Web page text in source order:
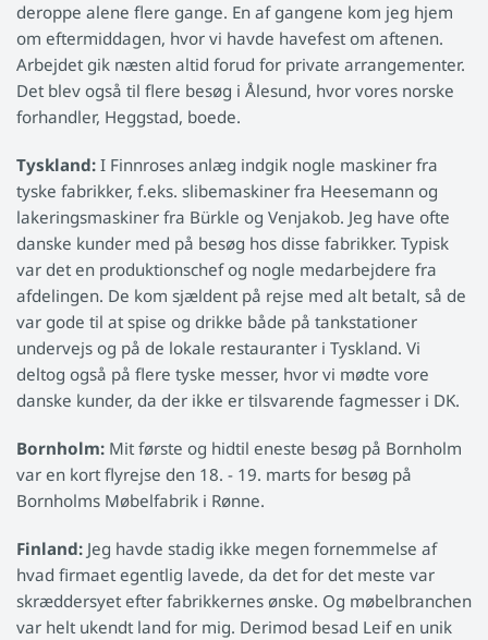
deroppe alene flere gange. En af gangene kom jeg hjem
om eftermiddagen, hvor vi havde havefest om aftenen.
Arbejdet gik næsten altid forud for private arrangementer.
Det blev også til flere besøg i Ålesund, hvor vores norske
forhandler, Heggstad, boede.
Tyskland: I Finnroses anlæg indgik nogle maskiner fra
tyske fabrikker, f.eks. slibemaskiner fra Heesemann og
lakeringsmaskiner fra Bürkle og Venjakob. Jeg have ofte
danske kunder med på besøg hos disse fabrikker. Typisk
var det en produktionschef og nogle medarbejdere fra
afdelingen. De kom sjældent på rejse med alt betalt, så de
var gode til at spise og drikke både på tankstationer
undervejs og på de lokale restauranter i Tyskland. Vi
deltog også på flere tyske messer, hvor vi mødte vore
danske kunder, da der ikke er tilsvarende fagmesser i DK.
Bornholm: Mit første og hidtil eneste besøg på Bornholm
var en kort flyrejse den 18. - 19. marts for besøg på
Bornholms Møbelfabrik i Rønne.
Finland: Jeg havde stadig ikke megen fornemmelse af
hvad firmaet egentlig lavede, da det for det meste var
skræddersyet efter fabrikkernes ønske. Og møbelbranchen
var helt ukendt land for mig. Derimod besad Leif en unik